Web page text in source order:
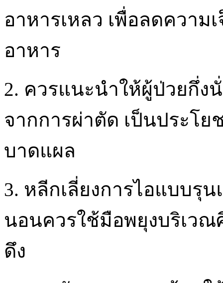
อาหารเหลว เพื่อลดควา
อาหาร
2. ควรแนะนำให้ผู้ป่วยกึ่ง
จากการผ่าตัด เป็นประโย
บาดแผล
3. หลีกเลี่ยงการไอแบบรุ
นอนควรใช้มือพยุงบริเวณ
ดึง